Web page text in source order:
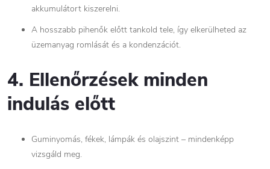
akkumulátort kiszerelni.
A hosszabb pihenők előtt tankold tele, így elkerülheted az
üzemanyag romlását és a kondenzációt.
4. Ellenőrzések minden
indulás előtt
Guminyomás, fékek, lámpák és olajszint – mindenképp
vizsgáld meg.